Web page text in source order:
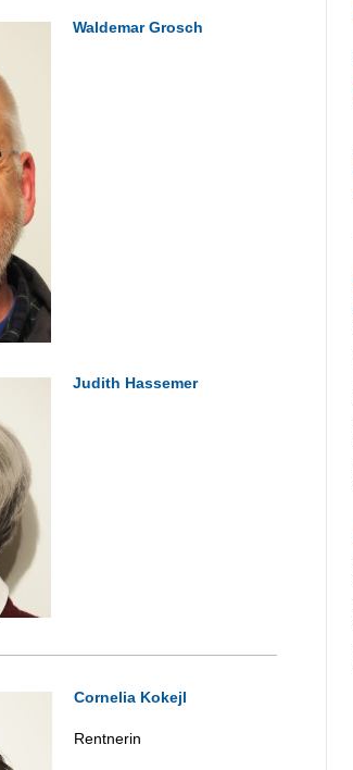
Waldemar Grosch
Judith Hassemer
Cornelia Kokejl
Rentnerin